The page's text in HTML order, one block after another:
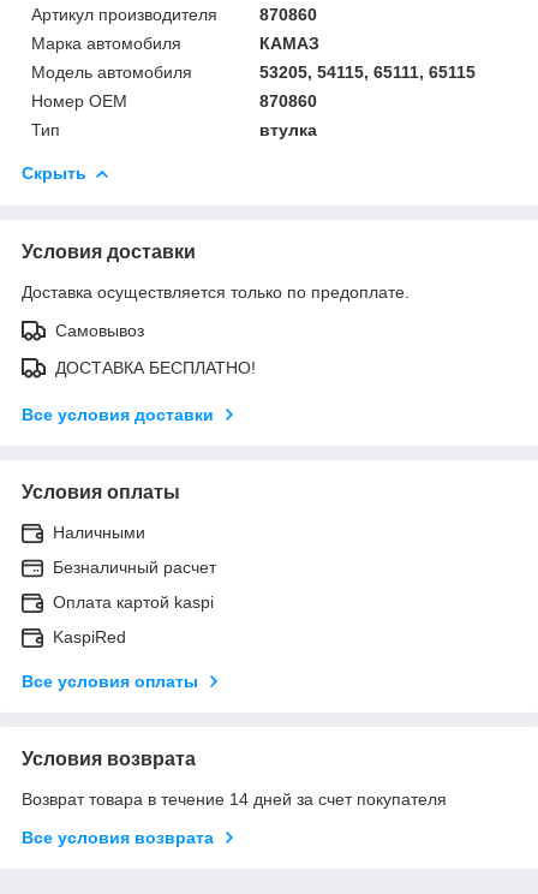
Артикул производителя
870860
Марка автомобиля
КАМАЗ
Модель автомобиля
53205, 54115, 65111, 65115
Номер OEM
870860
Тип
втулка
Скрыть
Условия доставки
Доставка осуществляется только по предоплате.
Самовывоз
ДОСТАВКА БЕСПЛАТНО!
Все условия доставки
Условия оплаты
Наличными
Безналичный расчет
Оплата картой kaspi
KaspiRed
Все условия оплаты
Условия возврата
Возврат товара в течение 14 дней за счет покупателя
Все условия возврата